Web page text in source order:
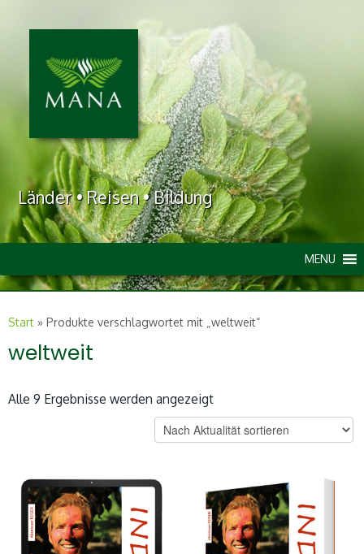
Länder • Reisen • Bildung
MENU
Start » Produkte verschlagwortet mit „weltweit“
weltweit
Alle 9 Ergebnisse werden angezeigtNach
Aktualität
sortiert